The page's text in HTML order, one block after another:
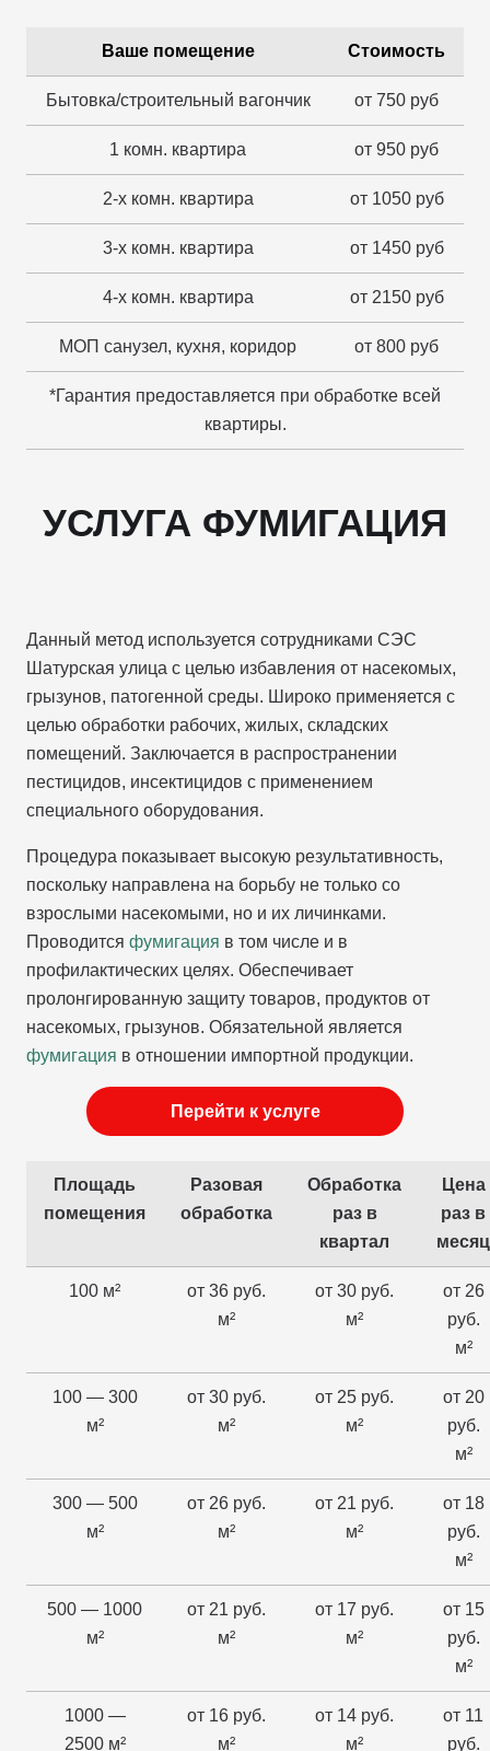
Ваше помещение Стоимость
Бытовка/строительный вагончик от 750 руб
1 комн. квартира от 950 руб
2-х комн. квартира от 1050 руб
3-х комн. квартира от 1450 руб
4-х комн. квартира от 2150 руб
МОП санузел, кухня, коридор от 800 руб
*Гарантия предоставляется при обработке всей
квартиры.
УСЛУГА ФУМИГАЦИЯ
Данный метод используется сотрудниками СЭС
Шатурская улица с целью избавления от насекомых,
грызунов, патогенной среды. Широко применяется с
целью обработки рабочих, жилых, складских
помещений. Заключается в распространении
пестицидов, инсектицидов с применением
специального оборудования.
Процедура показывает высокую результативность,
поскольку направлена на борьбу не только со
взрослыми насекомыми, но и их личинками.
Проводится фумигация в том числе и в
профилактических целях. Обеспечивает
пролонгированную защиту товаров, продуктов от
насекомых, грызунов. Обязательной является
фумигация в отношении импортной продукции.
Перейти к услуге
Площадь
помещения
Разовая
обработка
Обработка
раз в
квартал
Цена
раз в
месяц
100 м²
от 36 руб.
м²
от 30 руб.
м²
от 26
руб.
м²
100 — 300
м²
от 30 руб.
м²
от 25 руб.
м²
от 20
руб.
м²
300 — 500
м²
от 26 руб.
м²
от 21 руб.
м²
от 18
руб.
м²
500 — 1000
м²
от 21 руб.
м²
от 17 руб.
м²
от 15
руб.
м²
1000 —
2500 м²
от 16 руб.
м²
от 14 руб.
м²
от 11
руб.